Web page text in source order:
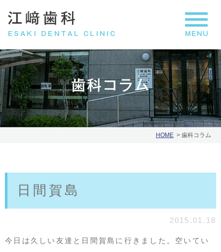
歯科コラム
HOME 歯科コラム
日間賀島
2015.01.18
今日は久しい友達と日間賀島に行きました。空いてい